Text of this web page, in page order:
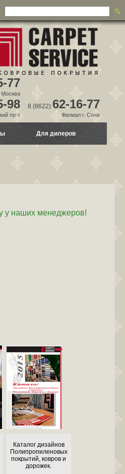
77
Москва
98
пр-т
8 (8622) 62-16-77
Филиал г. Сочи
Для дилеров
у наших менеджеров!
Каталог дизайнов
Полипропиленовых
покрытий, ковров и
дорожек.